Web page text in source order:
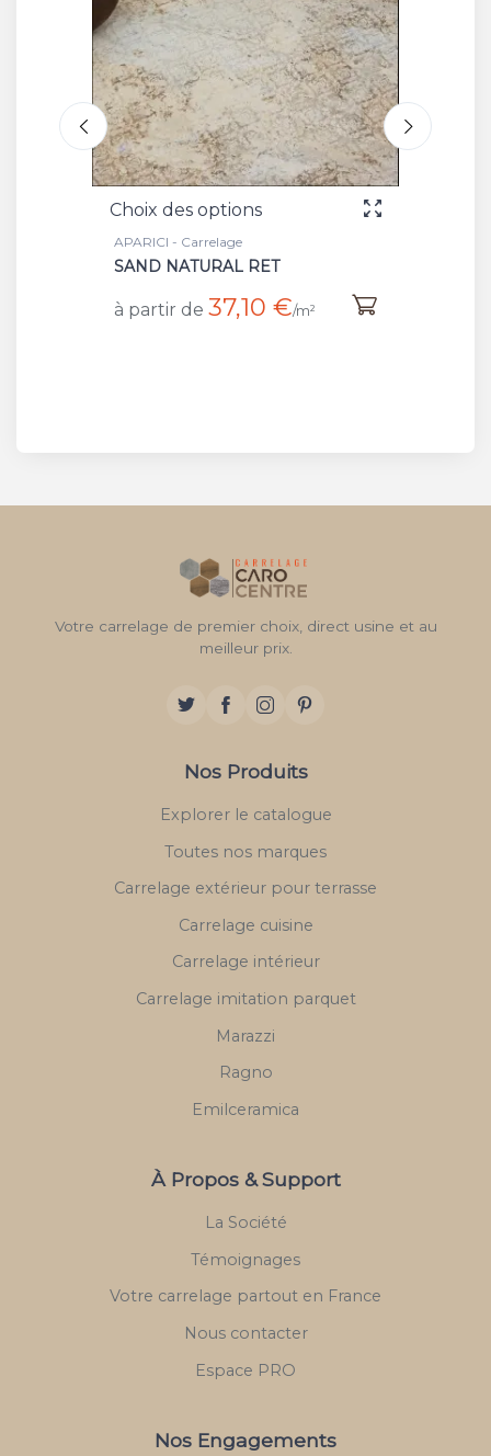
Choix des options
APARICI - Carrelage
SAND NATURAL RET
à partir de 37,10 €/m²
Votre carrelage de premier choix, direct usine et au
meilleur prix.
Nos Produits
Explorer le catalogue
Toutes nos marques
Carrelage extérieur pour terrasse
Carrelage cuisine
Carrelage intérieur
Carrelage imitation parquet
Marazzi
Ragno
Emilceramica
À Propos & Support
La Société
Témoignages
Votre carrelage partout en France
Nous contacter
Espace PRO
Nos Engagements